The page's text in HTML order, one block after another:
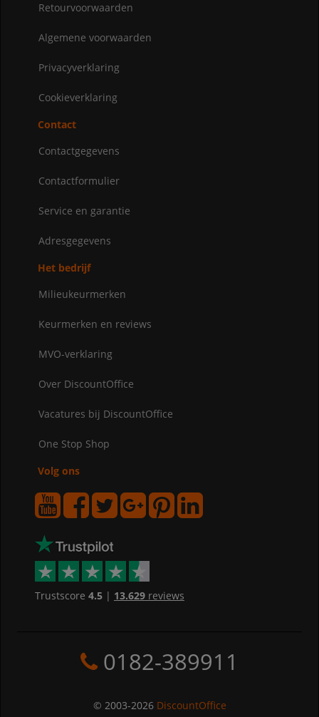
Retourvoorwaarden
Algemene voorwaarden
Privacyverklaring
Cookieverklaring
Contact
Contactgegevens
Contactformulier
Service en garantie
Adresgegevens
Het bedrijf
Milieukeurmerken
Keurmerken en reviews
MVO-verklaring
Over DiscountOffice
Vacatures bij DiscountOffice
One Stop Shop
Volg ons
Trustscore 4.5| 13.629reviews
0182-389911
© 2003-2026 DiscountOffice